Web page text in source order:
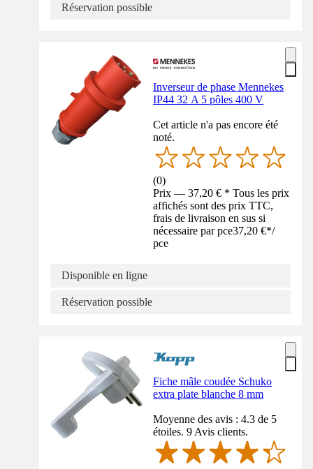
Réservation possible
Inverseur de phase Mennekes
IP44 32 A 5 pôles 400 V
Cet article n'a pas encore été
noté.
(0)
Prix — 37,20 € * Tous les prix
affichés sont des prix TTC,
frais de livraison en sus si
nécessaire par pce37,20 €*/
pce
Disponible en ligne
Réservation possible
Fiche mâle coudée Schuko
extra plate blanche 8 mm
Moyenne des avis : 4.3 de 5
étoiles. 9 Avis clients.